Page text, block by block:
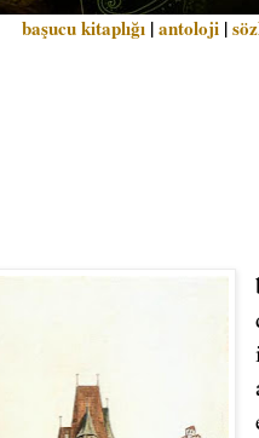
başucu kitaplığı |antoloji |